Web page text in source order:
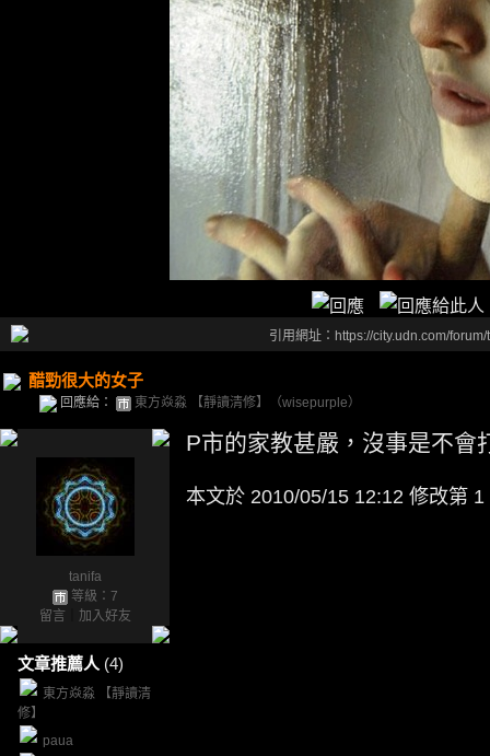
引用網址：https://city.udn.com/
醋勁很大的女子
回應給： 東方焱淼 【靜讀清修】（wisepurple）
tanifa
等級：7
留言
加入好友
文章推薦人 (4)
東方焱淼 【靜讀清
修】
paua
P市的家教甚嚴，沒事是不會
本文於 2010/05/15 12:12 修改第 1